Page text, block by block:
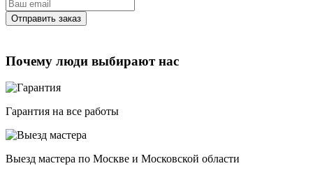
Почему люди выбирают нас
Гарантия на все работы
Выезд мастера по Москве и Московской области